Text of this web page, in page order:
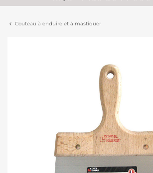
Couteau à enduire et à mastiquer